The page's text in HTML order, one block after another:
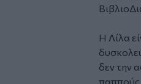
Η Λίλα
δεν την
παππούς